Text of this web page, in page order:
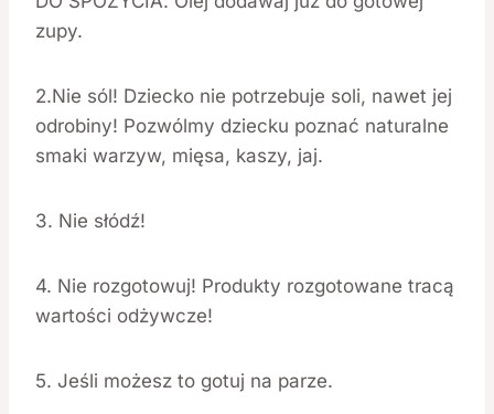
zupy.
2.Nie sól! Dziecko nie potrzebuje soli, nawet jej
odrobiny! Pozwólmy dziecku poznać naturalne
smaki warzyw, mięsa, kaszy, jaj.
3. Nie słódź!
4. Nie rozgotowuj! Produkty rozgotowane tracą
wartości odżywcze!
5. Jeśli możesz to gotuj na parze.